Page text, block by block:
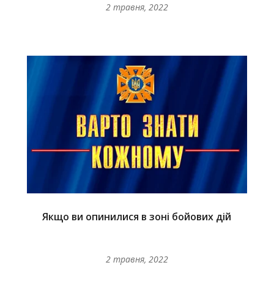
2 травня, 2022
Якщо ви опинилися в зоні бойових дій
2 травня, 2022